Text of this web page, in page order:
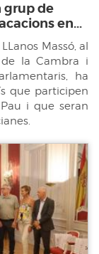
grup de
en...
Massó, al
la Cambra i
ha
que participen
i que seran